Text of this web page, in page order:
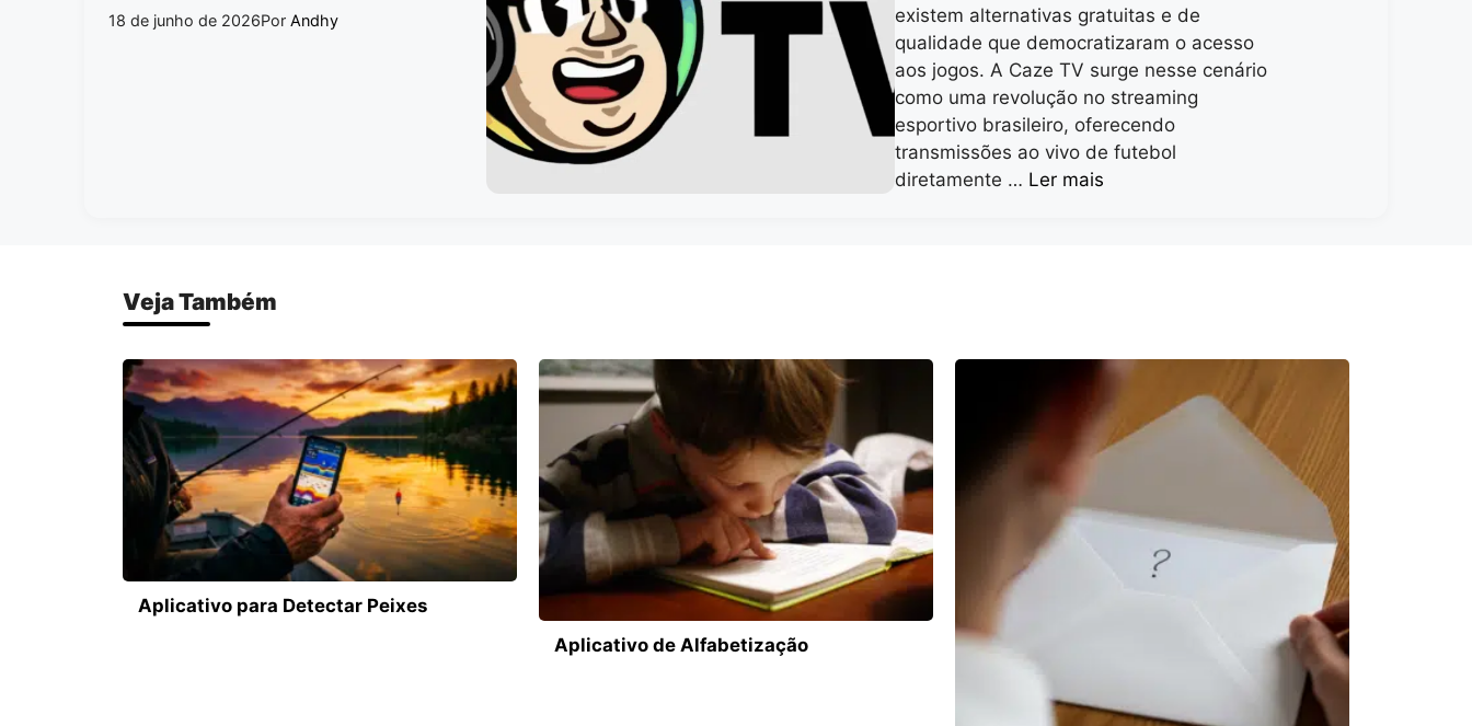
18 de junho de 2026Por Andhy
existem alternativas gratuitas e de
qualidade que democratizaram o acesso
aos jogos. A Caze TV surge nesse cenário
como uma revolução no streaming
esportivo brasileiro, oferecendo
transmissões ao vivo de futebol
diretamente … Ler mais
Veja Também
Aplicativo para Detectar Peixes
Aplicativo de Alfabetização